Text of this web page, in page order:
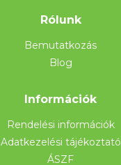
Rólunk
Bemutatkozás
Blog
Információk
Rendelési információk
Adatkezelési tájékoztató
ÁSZF